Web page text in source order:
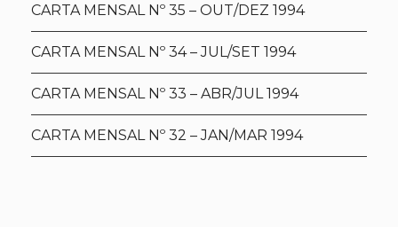
CARTA MENSAL Nº 35 – OUT/DEZ 1994
CARTA MENSAL Nº 34 – JUL/SET 1994
CARTA MENSAL Nº 33 – ABR/JUL 1994
CARTA MENSAL Nº 32 – JAN/MAR 1994